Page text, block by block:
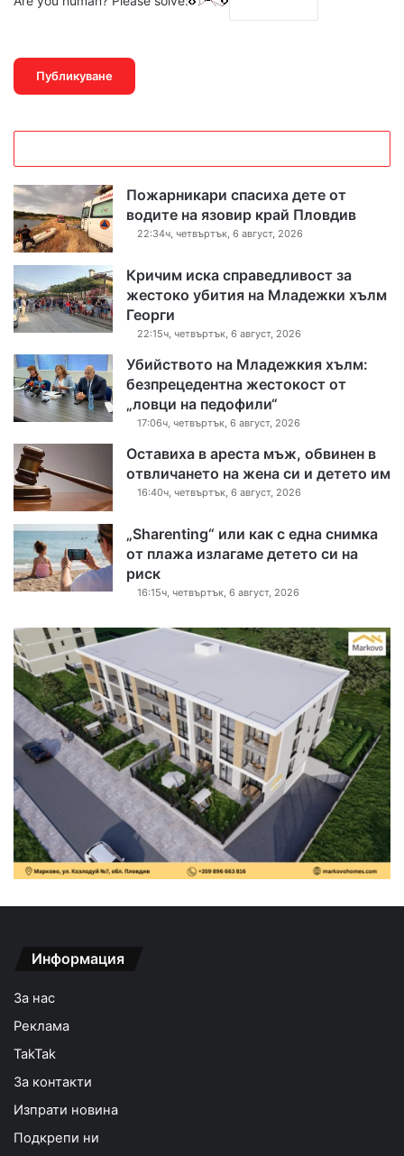
Пожарникари спасиха дете от
водите на язовир край Пловдив
22:34ч, четвъртък, 6 август, 2026
Кричим иска справедливост за
жестоко убития на Младежки хълм
Георги
22:15ч, четвъртък, 6 август, 2026
Убийството на Младежкия хълм:
безпрецедентна жестокост от
„ловци на педофили“
17:06ч, четвъртък, 6 август, 2026
Оставиха в ареста мъж, обвинен в
отвличането на жена си и детето им
16:40ч, четвъртък, 6 август, 2026
„Sharenting“ или как с една снимка
от плажа излагаме детето си на
риск
16:15ч, четвъртък, 6 август, 2026
Информация
За нас
Реклама
TakTak
За контакти
Изпрати новина
Подкрепи ни